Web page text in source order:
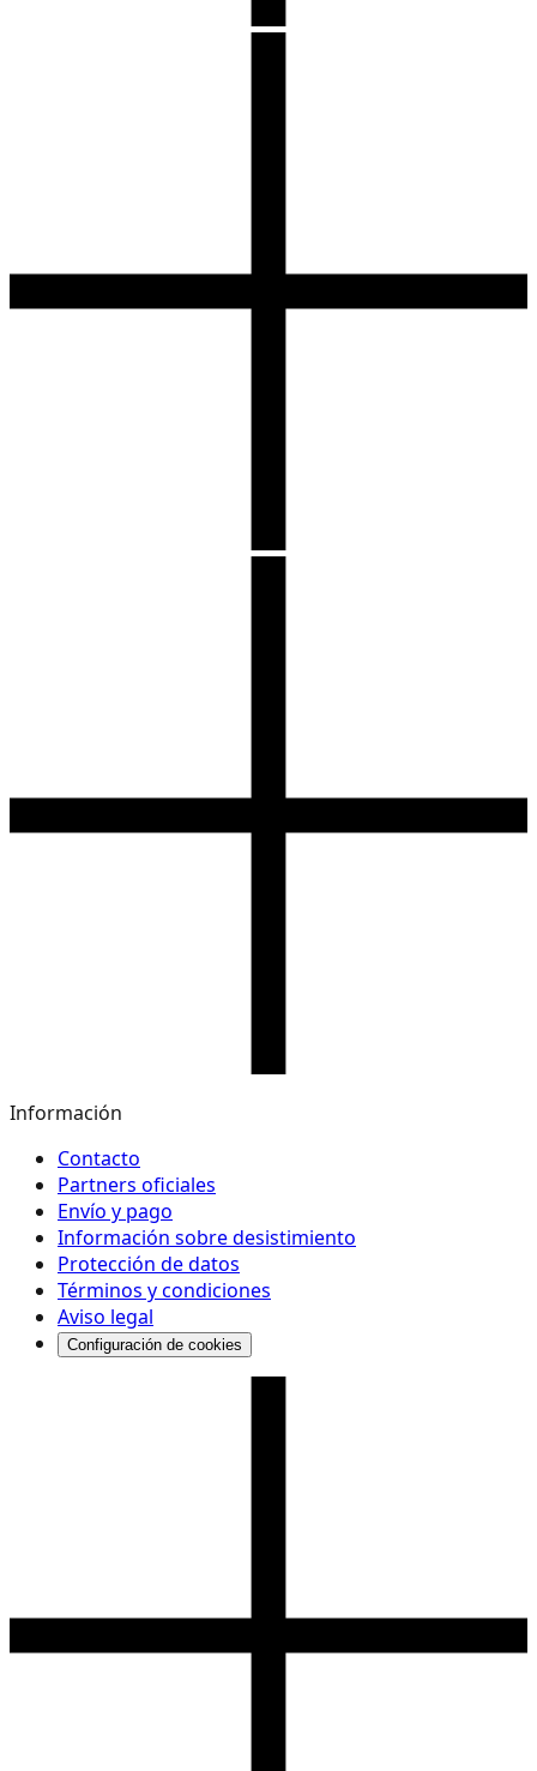
Información
Contacto
Partners oficiales
Envío y pago
Información sobre desistimiento
Protección de datos
Términos y condiciones
Aviso legal
Configuración de cookies